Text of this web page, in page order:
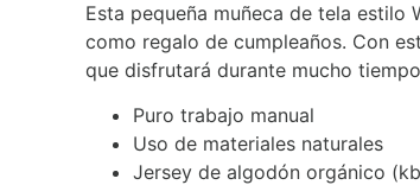
Esta pequeña muñeca de tela
como regalo de cumpleaños. Con
que disfrutará durante mucho
Puro trabajo manual
Uso de materiales naturales
Jersey de algodón orgánico